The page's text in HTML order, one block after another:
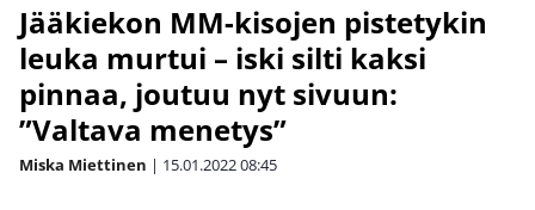
Jääkiekon MM-kisojen pistetykin
leuka murtui – iski silti kaksi
pinnaa, joutuu nyt sivuun:
”Valtava menetys”
Miska Miettinen | 15.01.202208:45